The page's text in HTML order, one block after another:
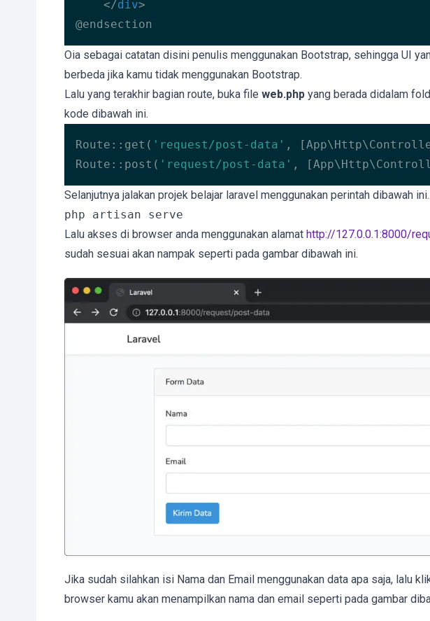
</div>
@endsection
Code language: HTML, XML (xml)
Oia sebagai catatan disini penulis menggunakan Bootstrap, sehingga UI
berbeda jika kamu tidak menggunakan Bootstrap.
Lalu yang terakhir bagian route, buka file web.php yang berada didalam
kode dibawah ini.
Route::get( 'request/post-data' ,
Route::post( 'request/post-data' ,
Code language: PHP (php)
Selanjutnya jalakan projek belajar laravel menggunakan perintah dibawah ini.
php artisan serve
Lalu akses di browser anda menggunakan alamat http://127.0.0.1:8000/
sudah sesuai akan nampak seperti pada gambar dibawah ini.
Jika sudah silahkan isi Nama dan Email menggunakan data apa saja, lalu
browser kamu akan menampilkan nama dan email seperti pada gambar